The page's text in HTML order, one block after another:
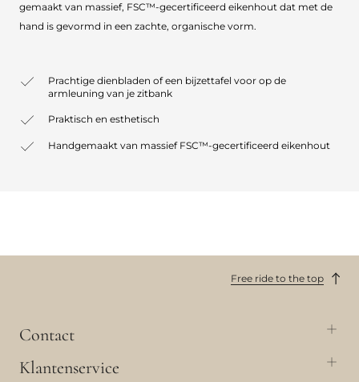
gemaakt van massief, FSC™-gecertificeerd eikenhout dat met de
hand is gevormd in een zachte, organische vorm.
Prachtige dienbladen of een bijzettafel voor op de
armleuning van je zitbank
Praktisch en esthetisch
Handgemaakt van massief FSC™-gecertificeerd eikenhout
Free ride to the top
Contact
Klantenservice